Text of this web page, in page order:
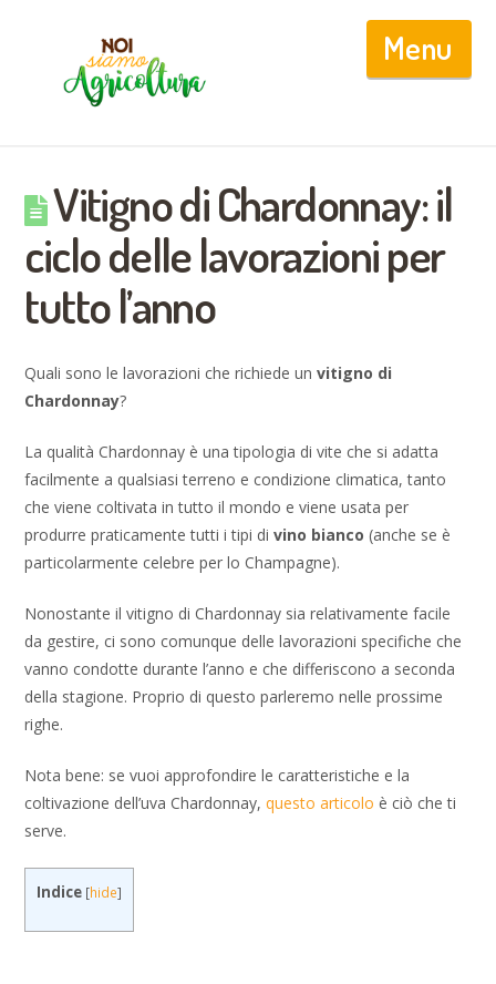
Vitigno di Chardonnay: il
ciclo delle lavorazioni per
tutto l’anno
Quali sono le lavorazioni che richiede unvitigno di
Chardonnay?
La qualità Chardonnay è una tipologia di vite che si adatta
facilmente a qualsiasi terreno e condizione climatica, tanto
che viene coltivata in tutto il mondo e viene usata per
produrre praticamente tutti i tipi divino bianco (anche se è
particolarmente celebre per lo Champagne).
Nonostante il vitigno di Chardonnay sia relativamente facile
da gestire, ci sono comunque delle lavorazioni specifiche che
vanno condotte durante l’anno e che differiscono a seconda
della stagione. Proprio di questo parleremo nelle prossime
righe.
Nota bene: se vuoi approfondire le caratteristiche e la
coltivazione dell’uva Chardonnay,questo articolo è ciò che ti
serve.
Indice [hide]